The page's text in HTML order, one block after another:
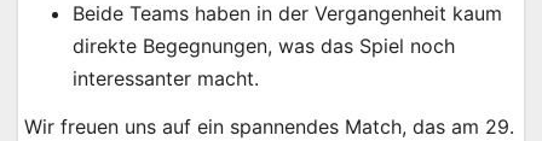
Beide Teams haben in der Vergangenheit kaum
direkte Begegnungen, was das Spiel noch
interessanter macht.
Wir freuen uns auf ein spannendes Match, das am 29.